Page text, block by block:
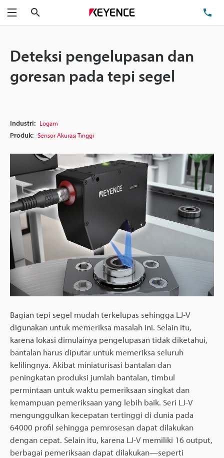
Menu
Deteksi pengelupasan dan
goresan pada tepi segel
Industri: Logam
Produk: Sensor Akurasi Tinggi
Bagian tepi segel mudah terkelupas sehingga LJ-V
digunakan untuk memeriksa masalah ini. Selain itu,
karena lokasi dimulainya pengelupasan tidak diketahui,
bantalan harus diputar untuk memeriksa seluruh
kelilingnya. Akibat miniaturisasi bantalan dan
peningkatan produksi jumlah bantalan, timbul
permintaan untuk waktu pemeriksaan singkat dan
kemampuan pemeriksaan yang lebih baik. Seri LJ-V
mengunggulkan kecepatan tertinggi di dunia pada
64000 profil sehingga pemrosesan dapat dilakukan
dengan cepat. Selain itu, karena LJ-V memiliki 16 output,
berbagai pemeriksaan dapat dilakukan—seperti